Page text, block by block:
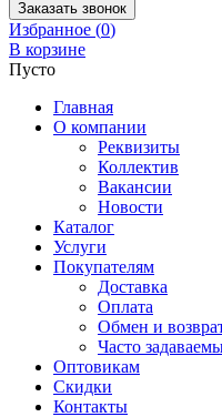
Избранное (0)
В корзине
Пусто
Главная
О компании
Реквизиты
Коллектив
Вакансии
Новости
Каталог
Услуги
Покупателям
Доставка
Оплата
Обмен и
Часто
Оптовикам
Скидки
Контакты